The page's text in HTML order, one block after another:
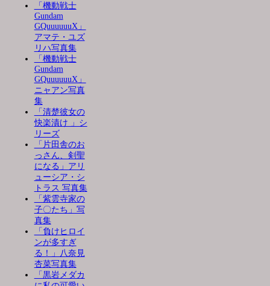
「機動戦士
Gundam
GQuuuuuuX」
アマテ・ユズ
リハ写真集
「機動戦士
Gundam
GQuuuuuuX」
ニャアン写真
集
「清楚彼女の
快楽漬け 」シ
リーズ
「片田舎のお
っさん、剣聖
になる」アリ
ューシア・シ
トラス 写真集
「紫雲寺家の
子〇たち」写
真集
「負けヒロイ
ンが多すぎ
る！」八奈見
杏菜写真集
「黒岩メダカ